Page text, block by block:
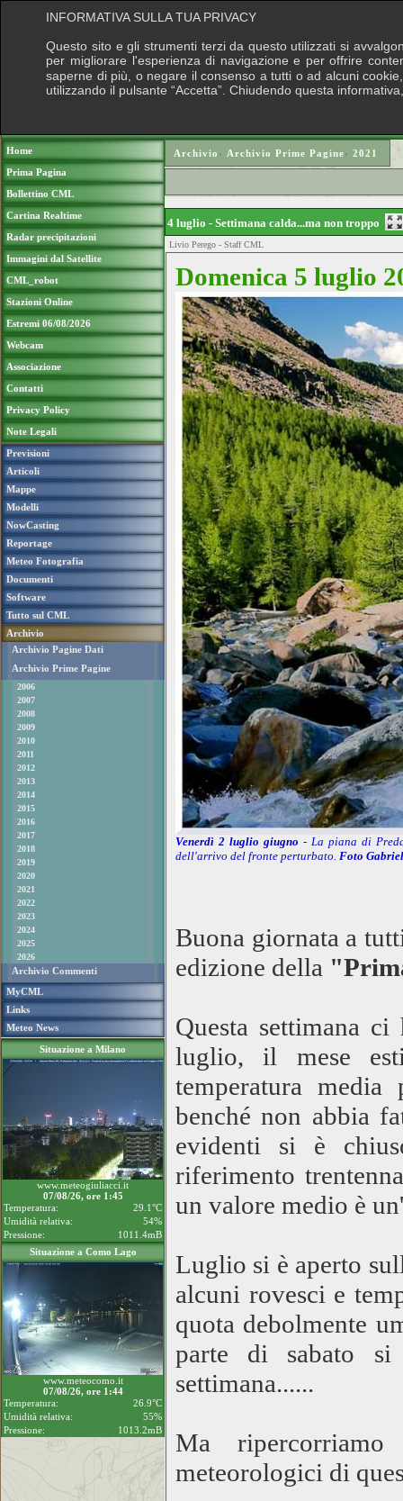
Home
Prima Pagina
Bollettino CML
Cartina Realtime
Radar precipitazioni
Immagini dal Satellite
CML_robot
Stazioni Online
Estremi 06/08/2026
Webcam
Associazione
Contatti
Privacy Policy
Note Legali
Previsioni
Articoli
Mappe
Modelli
NowCasting
Reportage
Meteo Fotografia
Documenti
Software
Tutto sul CML
Archivio
Archivio Pagine Dati
Archivio Prime Pagine
2006
2007
2008
2009
2010
2011
2012
2013
2014
2015
2016
2017
2018
2019
2020
2021
2022
2023
2024
2025
2026
Archivio Commenti
MyCML
Links
Meteo News
Situazione a Milano
www.meteogiuliacci.it
07/08/26, ore 1:45
Temperatura:
29.1°C
Umidità relativa:
54%
Pressione:
1011.4mB
Situazione a Como Lago
www.meteocomo.it
07/08/26, ore 1:44
Temperatura:
26.9°C
Umidità relativa:
55%
Pressione:
1013.2mB
Archivio › Archivio Prime Pagine› 2021
4 luglio - Settimana calda...ma non troppo
Livio Perego - Staff CML
Domenica 5 luglio
Venerdì 2 luglio giugno - La piana di
dell'arrivo del fronte perturbato. Foto
Buona giornata a
edizione della
Questa settimana
luglio, il mese
temperatura
benché non abbia
evidenti si è
riferimento
un valore medio è
Luglio si è aperto
alcuni rovesci e
quota debolmente
parte di sabato
settimana......
Ma
meteorologici di
INFORMATIVA SULLA TUA PRIVACY
Questo sito e gli strumenti terzi da questo utilizzati si
per migliorare l'esperienza di navigazione e per offrire
saperne di più, o negare il consenso a tutti o ad alcuni
utilizzando il pulsante “Accetta”. Chiudendo questa